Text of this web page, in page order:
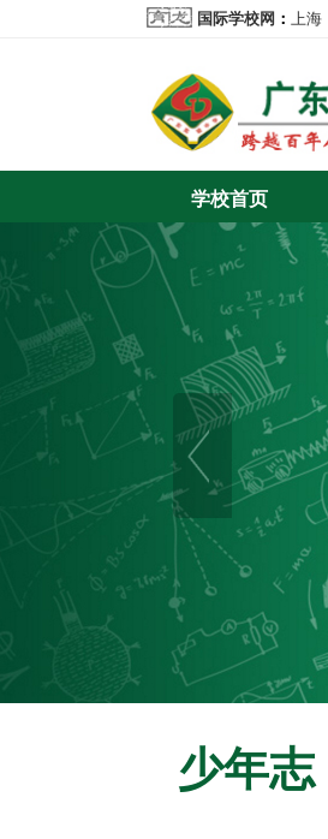
国际学校网 ： 上海
学校首页
少年志